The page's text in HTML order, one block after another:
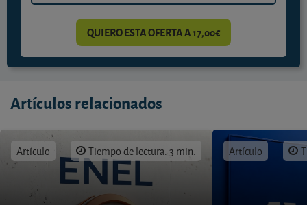
QUIERO ESTA OFERTA A 17,00€
Artículos relacionados
Artículo Tiempo de lectura: 3 min. Artículo